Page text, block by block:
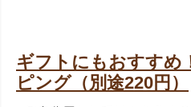
ギフトにもおすす
ピング（別途220円）